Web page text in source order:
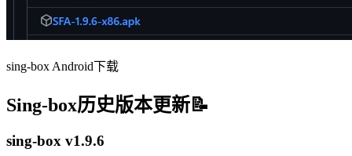
sing-box Android下载
Sing-box历史版本更新📝
sing-box v1.9.6